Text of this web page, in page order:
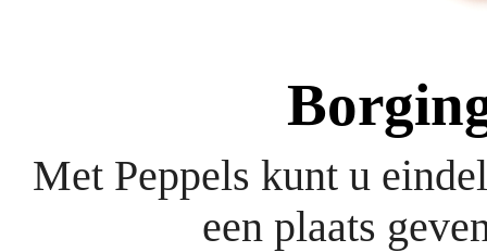
Met Peppels kunt u
een plaats